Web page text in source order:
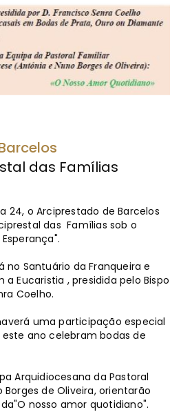
das Famílias
24, o Arciprestado de Barcelos
das Famílias sob o
no Santuário da Franqueira e
Eucaristia , presidida pelo Bispo
Coelho.
uma participação especial
ano celebram bodas de
Arquidiocesana da Pastoral
Borges de Oliveira, orientarão
nosso amor quotidiano".